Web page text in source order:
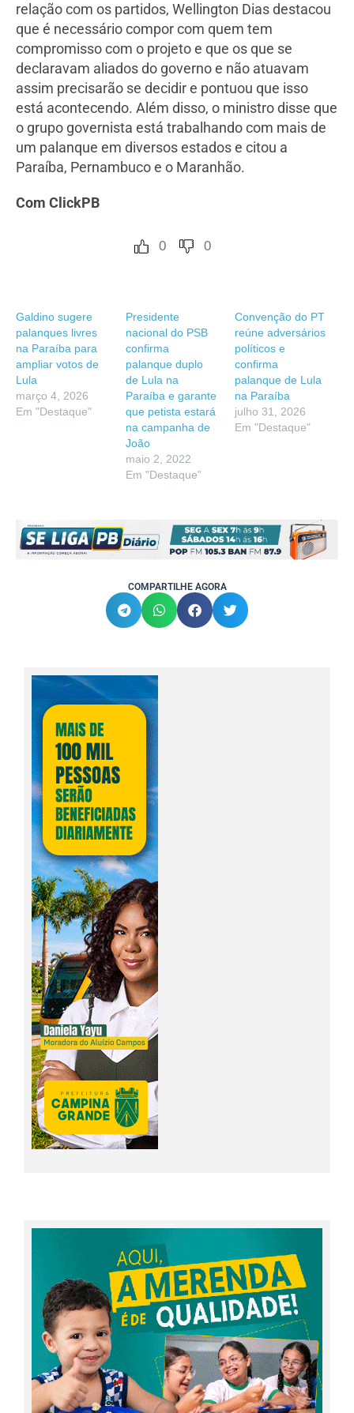
relação com os partidos, Wellington Dias destacou
que é necessário compor com quem tem
compromisso com o projeto e que os que se
declaravam aliados do governo e não atuavam
assim precisarão se decidir e pontuou que isso
está acontecendo. Além disso, o ministro disse que
o grupo governista está trabalhando com mais de
um palanque em diversos estados e citou a
Paraíba, Pernambuco e o Maranhão.
Com ClickPB
0 0
Galdino sugere
palanques livres
na Paraíba para
ampliar votos de
Lula
março 4, 2026
Em "Destaque"
Presidente
nacional do PSB
confirma
palanque duplo
de Lula na
Paraíba e garante
que petista estará
na campanha de
João
maio 2, 2022
Em "Destaque"
Convenção do PT
reúne adversários
políticos e
confirma
palanque de Lula
na Paraíba
julho 31, 2026
Em "Destaque"
COMPARTILHE AGORA